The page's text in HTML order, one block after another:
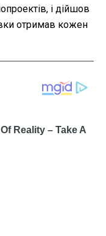
і дійшов
отримав кожен